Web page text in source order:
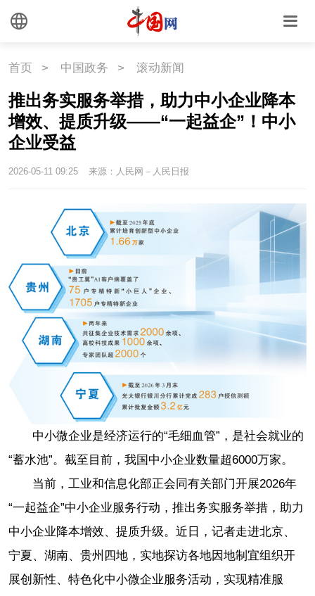
首页 > 中国政务 > 滚动新闻
推出务实服务举措，助力中小企业降本
增效、提质升级——“一起益企”！中小
企业受益
2026-05-11 09:25 来源：人民网－人民日报
中小微企业是经济运行的“毛细血管”，是社会就业的
“蓄水池”。截至目前，我国中小企业数量超6000万家。
当前，工业和信息化部正会同有关部门开展2026年
“一起益企”中小企业服务行动，推出务实服务举措，助力
中小企业降本增效、提质升级。近日，记者走进北京、
宁夏、湖南、贵州四地，实地探访各地因地制宜组织开
展创新性、特色化中小微企业服务活动，实现精准服